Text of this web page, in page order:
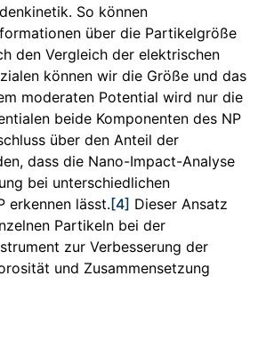
So können
über die Partikelgröße
den Vergleich der elektrischen
können wir die Größe und das
moderaten Potential wird nur die
beide Komponenten des NP
über den Anteil der
dass die Nano-Impact-Analyse
bei unterschiedlichen
erkennen lässt.[4] Dieser Ansatz
Partikeln bei der
zur Verbesserung der
und Zusammensetzung